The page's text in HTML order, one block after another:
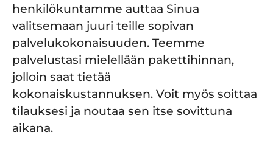
henkilökuntamme auttaa Sinua
valitsemaan juuri teille sopivan
palvelukokonaisuuden. Teemme
palvelustasi mielellään pakettihinnan,
jolloin saat tietää
kokonaiskustannuksen. Voit myös soittaa
tilauksesi ja noutaa sen itse sovittuna
aikana.